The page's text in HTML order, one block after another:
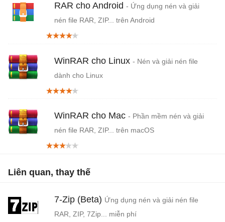
RAR cho Android - Ứng dụng nén và giải
nén file RAR, ZIP... trên Android
WinRAR cho Linux - Nén và giải nén file
dành cho Linux
WinRAR cho Mac - Phần mềm nén và giải
nén file RAR, ZIP... trên macOS
Liên quan, thay thế
7-Zip (Beta) Ứng dụng nén và giải nén file
RAR, ZIP, 7Zip... miễn phí